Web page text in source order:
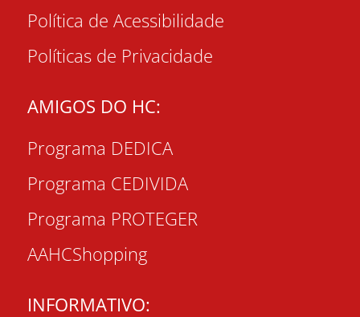
Política de Acessibilidade
Políticas de Privacidade
AMIGOS DO HC:
Programa DEDICA
Programa CEDIVIDA
Programa PROTEGER
AAHCShopping
INFORMATIVO: